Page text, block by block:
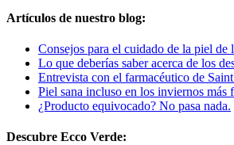
Artículos de nuestro blog:
Consejos para el cuidado de la piel de
Lo que deberías saber acerca de los
Entrevista con el farmacéutico de
Piel sana incluso en los inviernos más
¿Producto equivocado? No pasa nada.
Descubre Ecco Verde: